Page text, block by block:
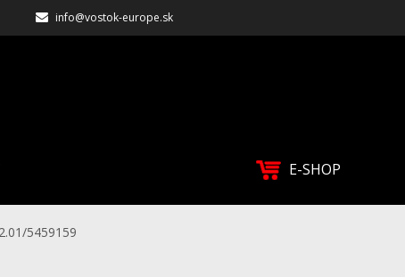
info@vostok-europe.sk
E-SHOP
5459159